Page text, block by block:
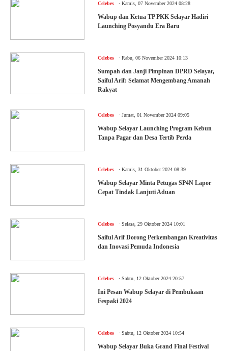
Celebes Kamis, 07 November 2024 08:28
Wabup dan Ketua TP PKK Selayar Hadiri
Launching Posyandu Era Baru
Celebes Rabu, 06 November 2024 10:13
Sumpah dan Janji Pimpinan DPRD Selayar,
Saiful Arif: Selamat Mengembang Amanah
Rakyat
Celebes Jumat, 01 November 2024 09:05
Wabup Selayar Launching Program Kebun
Tanpa Pagar dan Desa Tertib Perda
Celebes Kamis, 31 Oktober 2024 08:39
Wabup Selayar Minta Petugas SP4N Lapor
Cepat Tindak Lanjuti Aduan
Celebes Selasa, 29 Oktober 2024 10:01
Saiful Arif Dorong Perkembangan Kreativitas
dan Inovasi Pemuda Indonesia
Celebes Sabtu, 12 Oktober 2024 20:57
Ini Pesan Wabup Selayar di Pembukaan
Fespaki 2024
Celebes Sabtu, 12 Oktober 2024 10:54
Wabup Selayar Buka Grand Final Festival